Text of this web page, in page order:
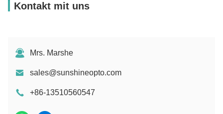
Kontakt mit uns
Mrs. Marshe
sales@sunshineopto.com
+86-13510560547